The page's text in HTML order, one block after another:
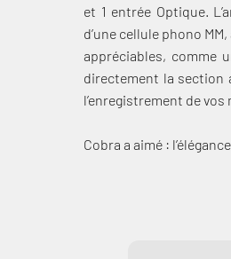
et 1 entrée Optique.
d’une cellule phono
appréciables, comme
directement la section
l’enregistrement de
Cobra a aimé :